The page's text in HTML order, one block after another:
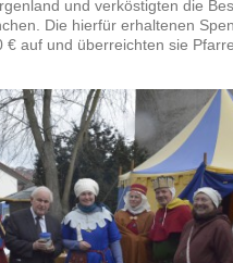
und verköstigten die
Die hierfür erhaltenen
€ auf und überreichten sie